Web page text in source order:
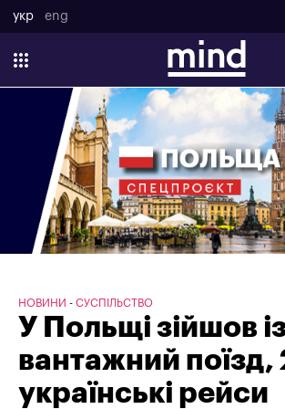
укр eng
НОВИНИ СУСПІЛЬСТВО
У Польщі зійшов
вантажний поїзд,
українські рейси